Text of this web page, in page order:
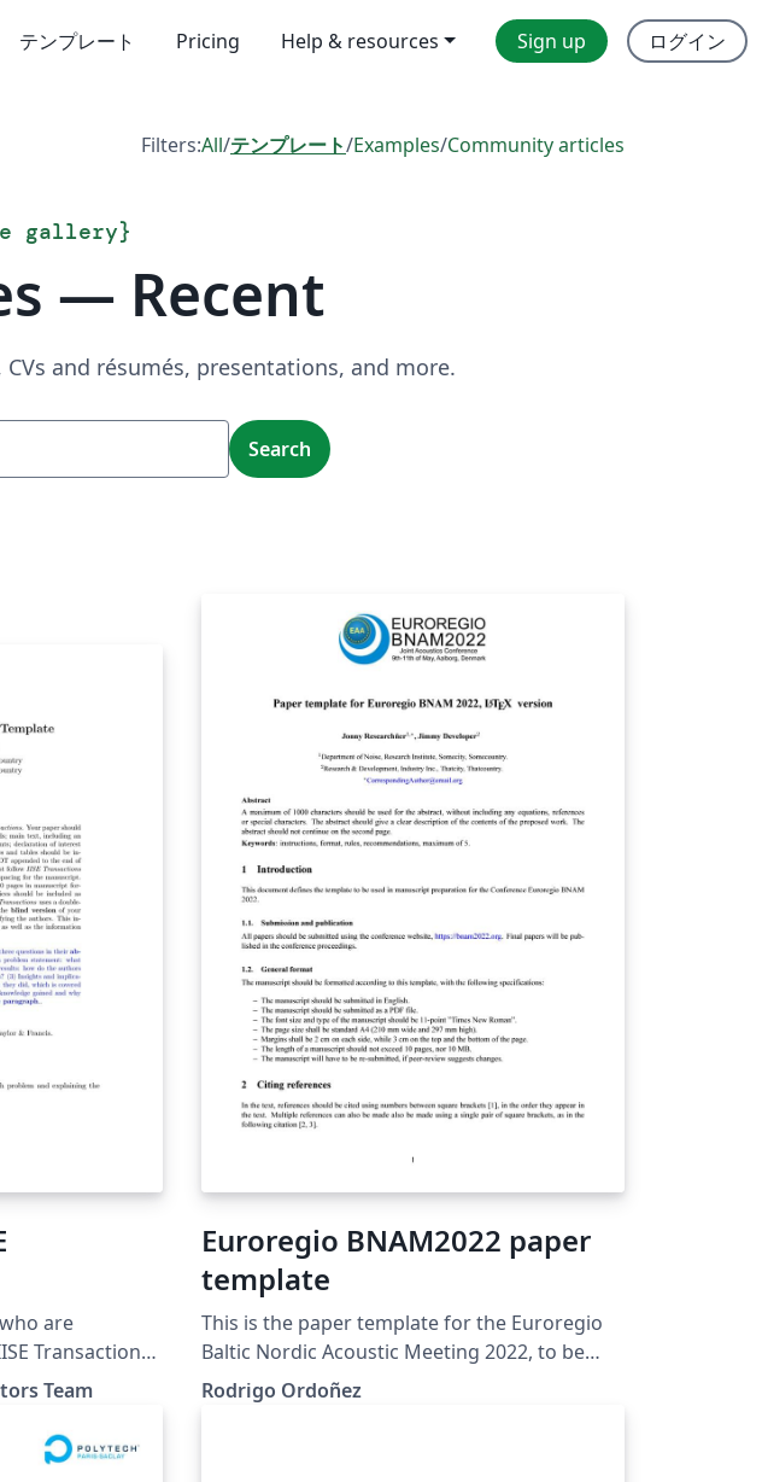
テンプレート Pricing Help & resources Sign up ログイン
Filters:All/テンプレート/Examples/Community articles
gallery}
— Recent
and résumés, presentations, and more.
Search
are
Transactions
website for
Team
Euroregio BNAM2022 paper
template
This is the paper template for the Euroregio
Baltic Nordic Acoustic Meeting 2022, to be
held in Aalborg, Denmark from 9th-11th of
May 2022. The template uses the XeLaTeX
Rodrigo Ordoñez